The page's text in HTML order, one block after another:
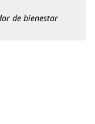
de bienestar